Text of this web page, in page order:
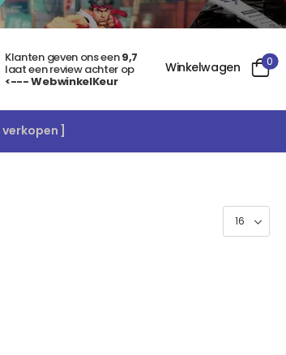
Klanten geven ons een9,7
laat een review achter op
<--- WebwinkelKeur
Winkelwagen 0
verkopen ]